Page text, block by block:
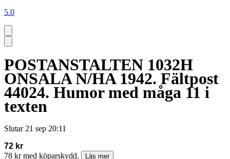
5.0
POSTANSTALTEN 1032H
ONSALA N/HA 1942. Fältpost
44024. Humor med måga 11 i
texten
Slutar 21 sep 20:11
72 kr
78 kr med köparskydd.
Läs mer